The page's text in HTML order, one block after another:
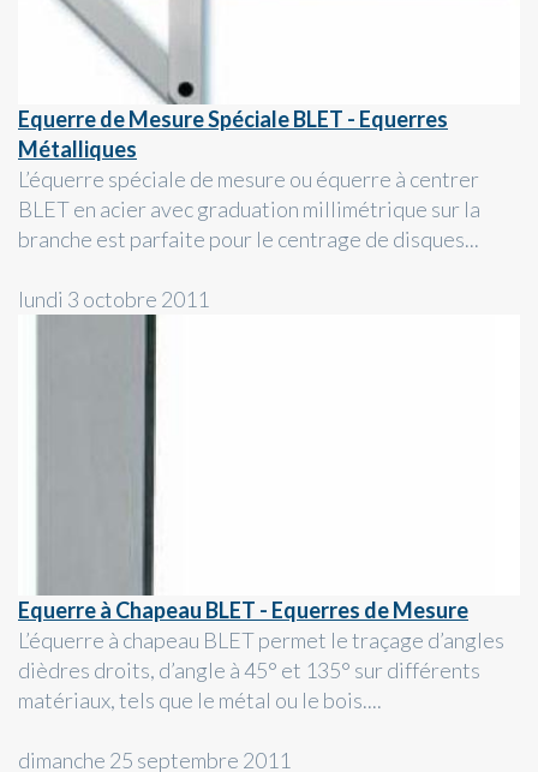
Equerre de Mesure Spéciale BLET - Equerres
Métalliques
L’équerre spéciale de mesure ou équerre à centrer
BLET en acier avec graduation millimétrique sur la
branche est parfaite pour le centrage de disques...
lundi 3 octobre 2011
Equerre à Chapeau BLET - Equerres de Mesure
L’équerre à chapeau BLET permet le traçage d’angles
dièdres droits, d’angle à 45° et 135° sur différents
matériaux, tels que le métal ou le bois....
dimanche 25 septembre 2011